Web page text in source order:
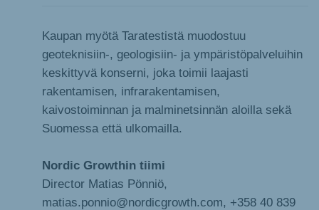
Kaupan myötä Taratestistä muodostuu
geoteknisiin-, geologisiin- ja ympäristöpalveluihin
keskittyvä konserni, joka toimii laajasti
rakentamisen, infrarakentamisen,
kaivostoiminnan ja malminetsinnän aloilla sekä
Suomessa että ulkomailla.
Nordic Growthin tiimi
Director Matias Pönniö,
matias.ponnio@nordicgrowth.com, +358 40 839